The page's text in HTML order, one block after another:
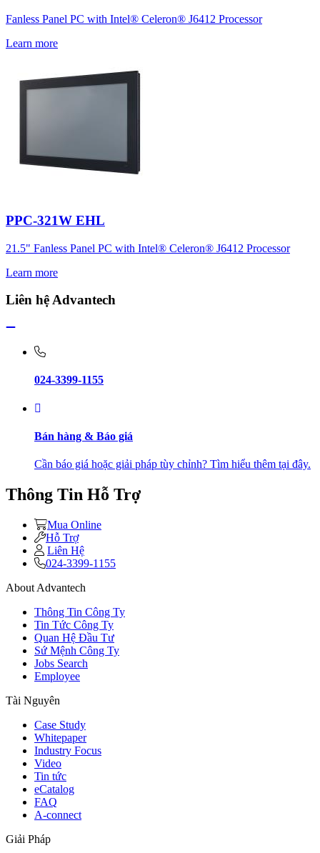
Fanless Panel PC with Intel® Celeron® J6412 Processor
Learn more
PPC-321W EHL
21.5" Fanless Panel PC with Intel® Celeron® J6412 Processor
Learn more
Liên hệ Advantech
024-3399-1155
Bán hàng & Báo giá
Cần báo giá hoặc giải pháp tùy chỉnh? Tìm hiểu thêm tại đây.
Thông Tin Hỗ Trợ
Mua Online
Hỗ Trợ
Liên Hệ
024-3399-1155
About Advantech
Thông Tin Công Ty
Tin Tức Công Ty
Quan Hệ Đầu Tư
Sứ Mệnh Công Ty
Jobs Search
Employee
Tài Nguyên
Case Study
Whitepaper
Industry Focus
Video
Tin tức
eCatalog
FAQ
A-connect
Giải Pháp